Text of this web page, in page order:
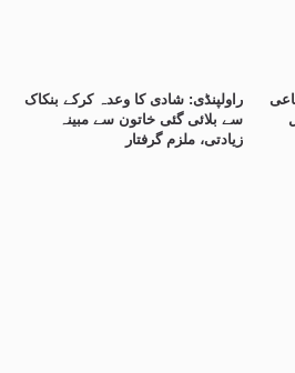
راولپنڈی: شادی کا وعدہ کرکے بنکاک
سے بلائی گئی خاتون سے مبینہ
زیادتی، ملزم گرفتار